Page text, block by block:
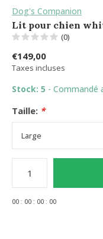
Dog's Companion
Lit pour chien
(0)
€149,00
Taxes incluses
Stock: 5 - Commandé
Taille: *
00 : 00 : 00 : 00